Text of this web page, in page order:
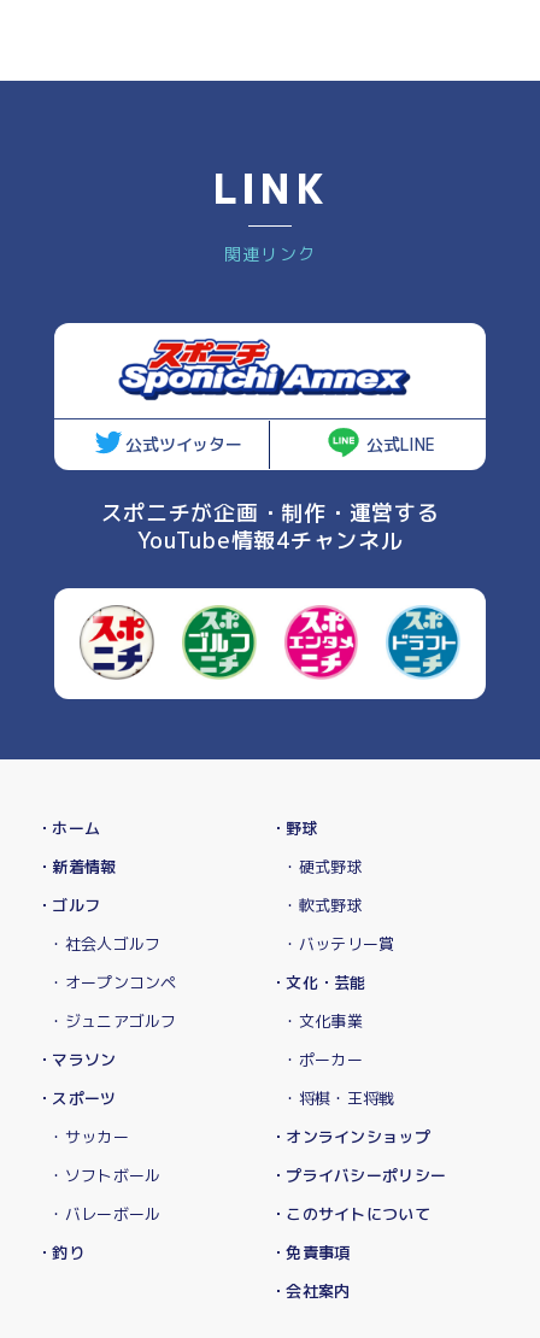
LINK
関連リンク
公式ツイッター 公式LINE
スポニチが企画・制作・運営する
YouTube情報4チャンネル
・ホーム
・新着情報
・ゴルフ
・社会人ゴルフ
・オープンコンペ
・ジュニアゴルフ
・マラソン
・スポーツ
・サッカー
・ソフトボール
・バレーボール
・釣り
・野球
・硬式野球
・軟式野球
・バッテリー賞
・文化・芸能
・文化事業
・ポーカー
・将棋・王将戦
・オンラインショップ
・プライバシーポリシー
・このサイトについて
・免責事項
・会社案内